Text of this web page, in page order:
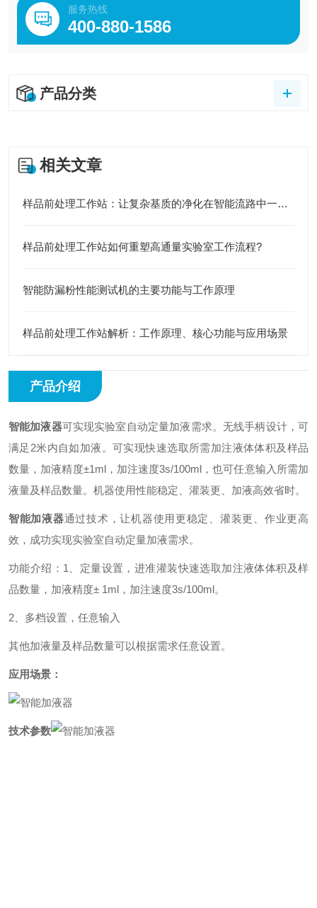
服务热线
400-880-1586
产品分类
相关文章
样品前处理工作站：让复杂基质的净化在智能流路中一键达成
样品前处理工作站如何重塑高通量实验室工作流程?
智能防漏粉性能测试机的主要功能与工作原理
样品前处理工作站解析：工作原理、核心功能与应用场景
产品介绍
智能加液器可实现实验室自动定量加液需求。无线手柄设计，可
满足2米内自如加液。可实现快速选取所需加注液体体积及样品
数量，加液精度±1ml，加注速度3s/100ml，也可任意输入所需加
液量及样品数量。机器使用性能稳定、灌装更、加液高效省时。
智能加液器通过技术，让机器使用更稳定、灌装更、作业更高
效，成功实现实验室自动定量加液需求。
功能介绍： 1、定量设置，进准灌装快速选取加注液体体积及样
品数量，加液精度± 1ml，加注速度3s/100ml。
2、多档设置，任意输入
其他加液量及样品数量可以根据需求任意设置。
应用场景：
技术参数